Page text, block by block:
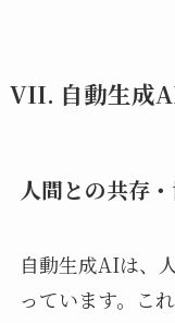
VII. 自動生成
人間との共存
自動生成AIは、
っています。こ